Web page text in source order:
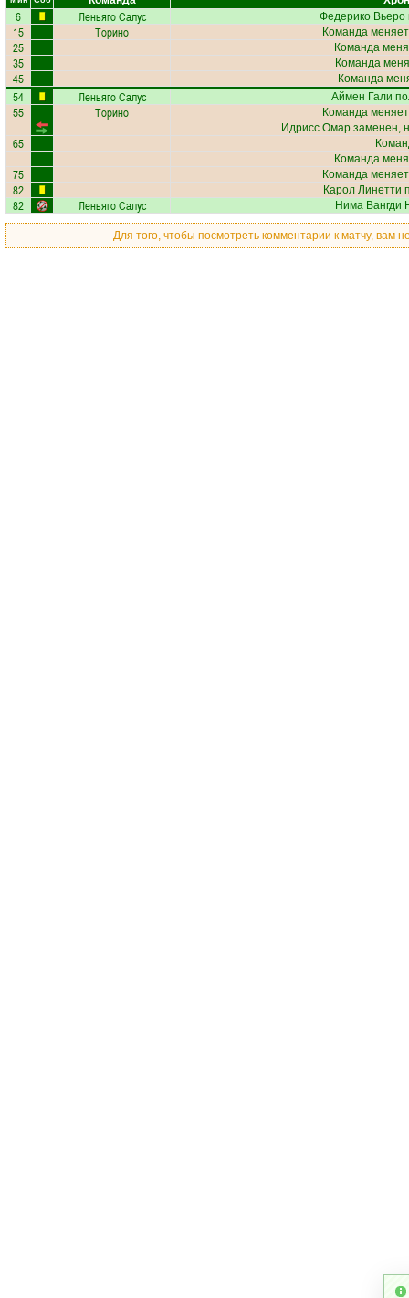
6 Леньяго Салус Федерико Вьеро
15 Торино Команда
25 Команда
35 Команда
45 Команда
54 Леньяго Салус Аймен Гали
55 Торино
Команда
Идрисс Омарзаменен,
65
Команда
75 Команда
82 Карол Линетти
82 Леньяго Салус Нима Вангди
Для того, чтобы посмотреть комментарии к матчу, вам